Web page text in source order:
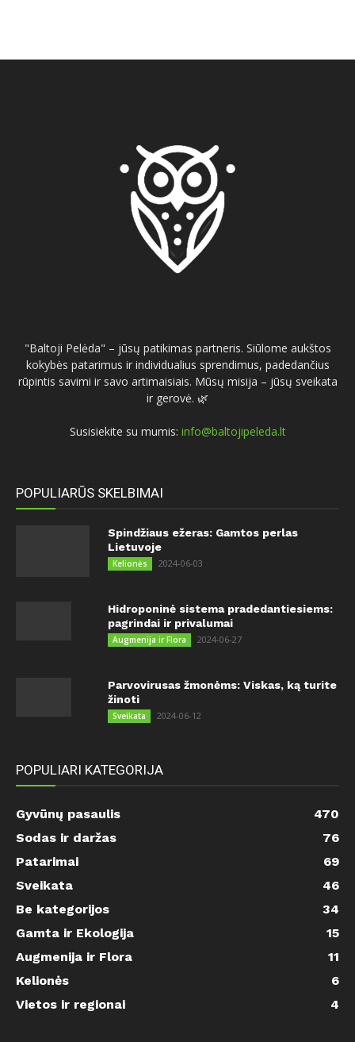
"Baltoji Pelėda" – jūsų patikimas partneris. Siūlome aukštos
kokybės patarimus ir individualius sprendimus, padedančius
rūpintis savimi ir savo artimaisiais. Mūsų misija – jūsų sveikata
ir gerovė. 🌿
Susisiekite su mumis: info@baltojipeleda.lt
POPULIARŪS SKELBIMAI
Spindžiaus ežeras: Gamtos perlas
Lietuvoje
Kelionės 2024-06-03
Hidroponinė sistema pradedantiesiems:
pagrindai ir privalumai
Augmenija ir Flora 2024-06-27
Parvovirusas žmonėms: Viskas, ką turite
žinoti
Sveikata 2024-06-12
POPULIARI KATEGORIJA
Gyvūnų pasaulis
470
Sodas ir daržas
76
Patarimai
69
Sveikata
46
Be kategorijos
34
Gamta ir Ekologija
15
Augmenija ir Flora
11
Kelionės
6
Vietos ir regionai
4